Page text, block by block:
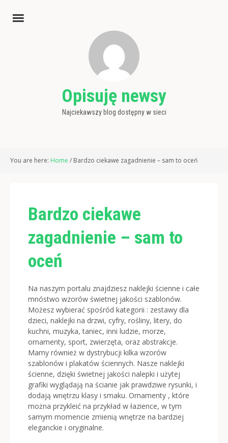
Opisuję newsy
Najciekawszy blog dostępny w sieci
You are here: Home / Bardzo ciekawe zagadnienie – sam to oceń
Bardzo ciekawe
zagadnienie – sam to
oceń
Na naszym portalu znajdziesz naklejki ścienne i całe
mnóstwo wzorów świetnej jakości szablonów.
Możesz wybierać spośród kategorii : zestawy dla
dzieci, naklejki na drzwi, cyfry, rośliny, litery, do
kuchni, muzyka, taniec, inni ludzie, morze,
ornamenty, sport, zwierzęta, oraz abstrakcje.
Mamy również w dystrybucji kilka wzorów
szablonów i plakatów ściennych. Nasze naklejki
ścienne, dzięki świetnej jakości nalepki i użytej
grafiki wyglądają na ścianie jak prawdziwe rysunki, i
dodają wnętrzu klasy i smaku. Ornamenty , które
można przykleić na przykład w łazience, w tym
samym momencie zmienią wnętrze na bardziej
eleganckie i oryginalne.